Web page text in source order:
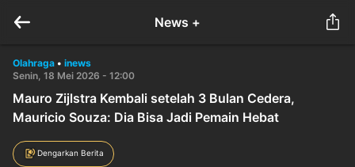
News +
Olahraga • inews
Senin, 18 Mei 2026 - 12:00
Mauro Zijlstra Kembali setelah 3 Bulan Cedera,
Mauricio Souza: Dia Bisa Jadi Pemain Hebat
Dengarkan Berita